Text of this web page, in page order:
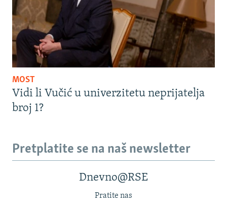
MOST
Vidi li Vučić u univerzitetu neprijatelja
broj 1?
Pretplatite se na naš newsletter
Dnevno@RSE
Pratite nas